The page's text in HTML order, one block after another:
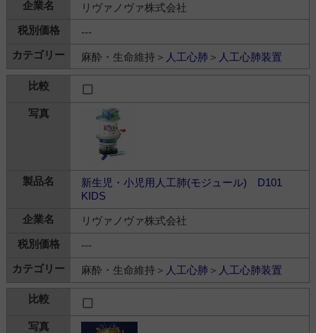
リヴァノヴァ株式会社
---
麻酔・生命維持＞ 人工心肺 ＞ 人工心肺装置
新生児・小児用人工肺(モジュール) D101
KIDS
リヴァノヴァ株式会社
---
麻酔・生命維持＞ 人工心肺 ＞ 人工心肺装置